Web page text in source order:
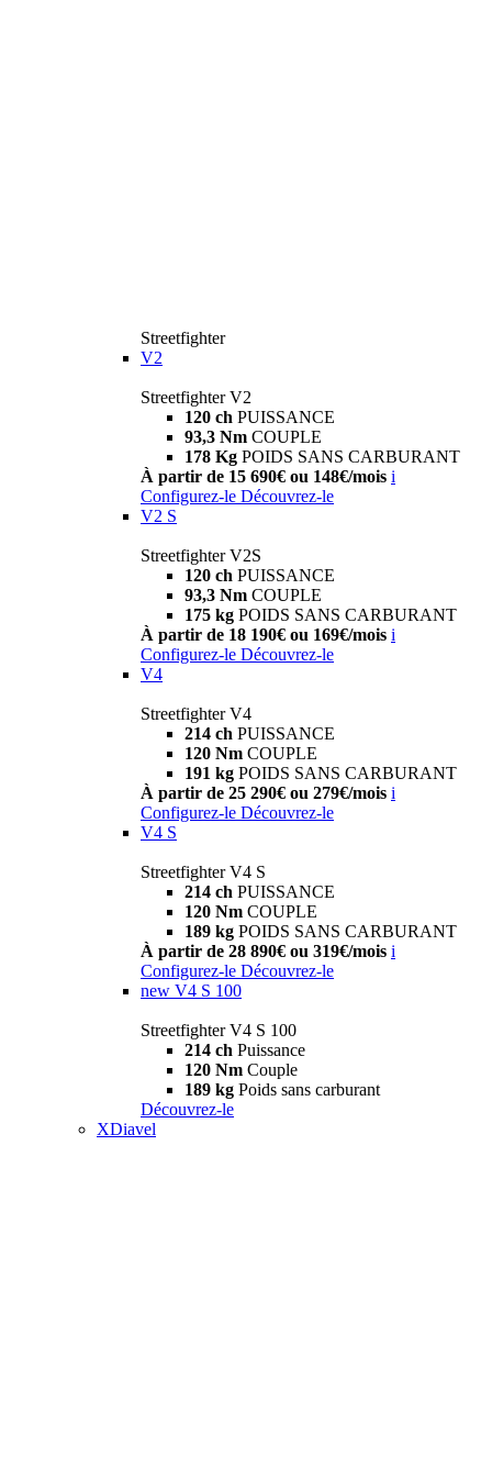
Streetfighter
V2
Streetfighter V2
120 ch PUISSANCE
93,3 Nm COUPLE
178 Kg POIDS SANS CARBURANT
À partir de 15 690€ ou 148€/mois i
Configurez-le Découvrez-le
V2 S
Streetfighter V2S
120 ch PUISSANCE
93,3 Nm COUPLE
175 kg POIDS SANS CARBURANT
À partir de 18 190€ ou 169€/mois i
Configurez-le Découvrez-le
V4
Streetfighter V4
214 ch PUISSANCE
120 Nm COUPLE
191 kg POIDS SANS CARBURANT
À partir de 25 290€ ou 279€/mois i
Configurez-le Découvrez-le
V4 S
Streetfighter V4 S
214 ch PUISSANCE
120 Nm COUPLE
189 kg POIDS SANS CARBURANT
À partir de 28 890€ ou 319€/mois i
Configurez-le Découvrez-le
new V4 S 100
Streetfighter V4 S 100
214 ch Puissance
120 Nm Couple
189 kg Poids sans carburant
Découvrez-le
XDiavel